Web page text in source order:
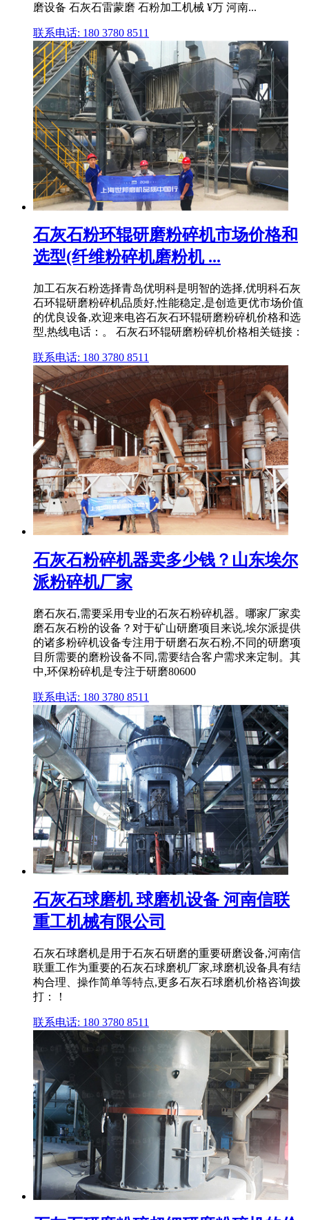
磨设备 石灰石雷蒙磨 石粉加工机械 ¥万 河南...
联系电话: 180 3780 8511
石灰石粉环辊研磨粉碎机市场价格和
选型(纤维粉碎机磨粉机 ...
加工石灰石粉选择青岛优明科是明智的选择,优明科石灰
石环辊研磨粉碎机品质好,性能稳定,是创造更优市场价值
的优良设备,欢迎来电咨石灰石环辊研磨粉碎机价格和选
型,热线电话：。 石灰石环辊研磨粉碎机价格相关链接：
联系电话: 180 3780 8511
石灰石粉碎机器卖多少钱？山东埃尔
派粉碎机厂家
磨石灰石,需要采用专业的石灰石粉碎机器。哪家厂家卖
磨石灰石粉的设备？对于矿山研磨项目来说,埃尔派提供
的诸多粉碎机设备专注用于研磨石灰石粉,不同的研磨项
目所需要的磨粉设备不同,需要结合客户需求来定制。其
中,环保粉碎机是专注于研磨80600
联系电话: 180 3780 8511
石灰石球磨机 球磨机设备 河南信联
重工机械有限公司
石灰石球磨机是用于石灰石研磨的重要研磨设备,河南信
联重工作为重要的石灰石球磨机厂家,球磨机设备具有结
构合理、操作简单等特点,更多石灰石球磨机价格咨询拨
打：！
联系电话: 180 3780 8511